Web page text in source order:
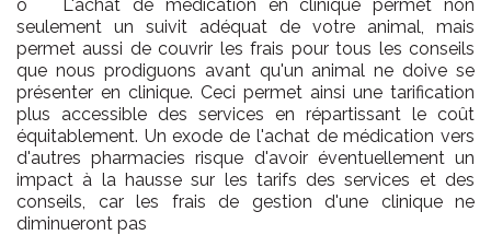
o L'achat de médication en clinique permet non
seulement un suivit adéquat de votre animal, mais
permet aussi de couvrir les frais pour tous les conseils
que nous prodiguons avant qu'un animal ne doive se
présenter en clinique. Ceci permet ainsi une tarification
plus accessible des services en répartissant le coût
équitablement. Un exode de l'achat de médication vers
d'autres pharmacies risque d'avoir éventuellement un
impact à la hausse sur les tarifs des services et des
conseils, car les frais de gestion d'une clinique ne
diminueront pas